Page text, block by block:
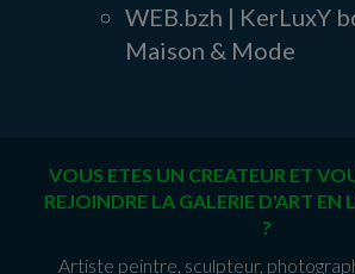
WEB.bzh | KerLuxY
Maison & Mode
VOUS ETES UN CREATEUR ET
REJOINDRE LA GALERIE D'ART EN
?
Artiste peintre, sculpteur,